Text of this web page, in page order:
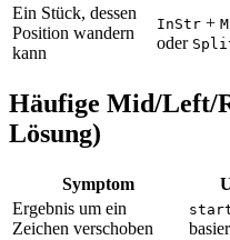
Ein Stück, dessen
Position wandern
kann
InStr +
oder
Häufige Mid/Left/
Lösung)
Symptom
Ergebnis um ein
Zeichen verschoben